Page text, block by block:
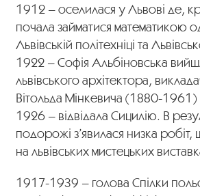
1912 – оселилася у Львові де,
почала займатися математикою
Львівській політехніці та
1922 – Софія Альбіновська
львівського архітектора,
Вітольда Мінкевича (1880-1961)
1926 – відвідала Сицилію. В
подорожі з’явилася низка
на львівських мистецьких
1917-1939 – голова Спілки